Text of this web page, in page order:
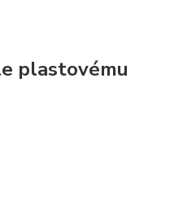
plastovému